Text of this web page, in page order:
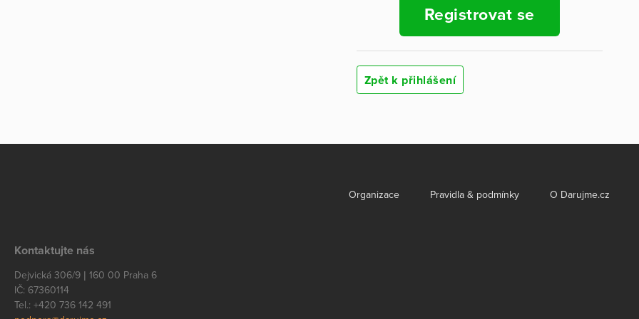
Registrovat se
Zpět k přihlášení
Organizace Pravidla & podmínky O Darujme.cz
Kontaktujte nás
Dejvická 306/9 | 160 00 Praha 6
IČ: 67360114
Tel.: +420 736 142 491